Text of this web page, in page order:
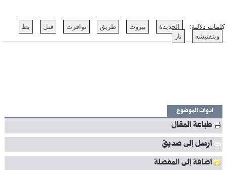
كلمات دلالية: الجديدة بيروت طريق توافرت قتل
بط
وبتفتيشه
نار
أدوات الموضوع
طباعة المقال
ارسل إلى صديق
اضافة إلى المفضلة